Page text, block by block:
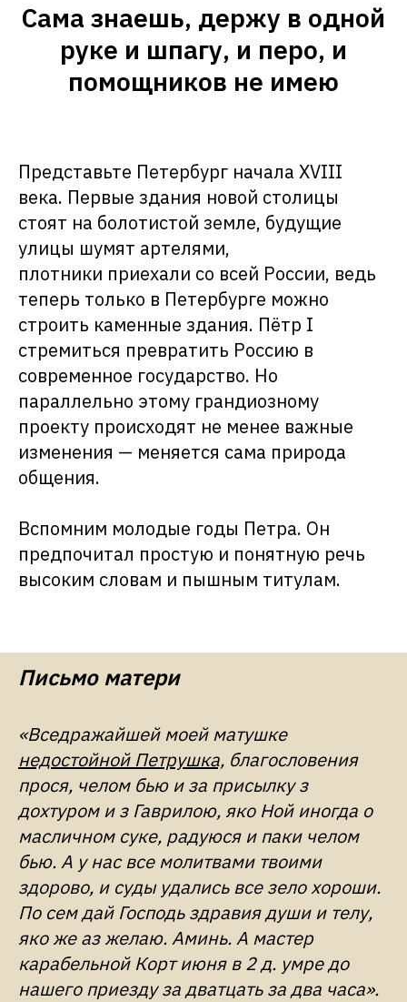
Сама знаешь, держу в одной
руке и шпагу, и перо, и
помощников не имею
Представьте Петербург начала XVIII
века. Первые здания новой столицы
стоят на болотистой земле, будущие
улицы шумят артелями,
плотники приехали со всей России, ведь
теперь только в Петербурге можно
строить каменные здания. Пётр I
стремиться превратить Россию в
современное государство. Но
параллельно этому грандиозному
проекту происходят не менее важные
изменения — меняется сама природа
общения.
Вспомним молодые годы Петра. Он
предпочитал простую и понятную речь
высоким словам и пышным титулам.
Письмо матери
«Вседражайшей моей матушке
недостойной Петрушка, благословения
прося, челом бью и за присылку з
дохтуром и з Гаврилою, яко Ной иногда о
масличном суке, радуюся и паки челом
бью. А у нас все молитвами твоими
здорово, и суды удались все зело хороши.
По сем дай Господь здравия души и телу,
яко же аз желаю. Аминь. А мастер
карабельной Корт июня в 2 д. умре до
нашего приезду за дватцать за два часа».